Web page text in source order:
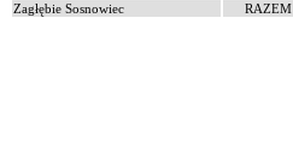
Zagłębie Sosnowiec
RAZEM